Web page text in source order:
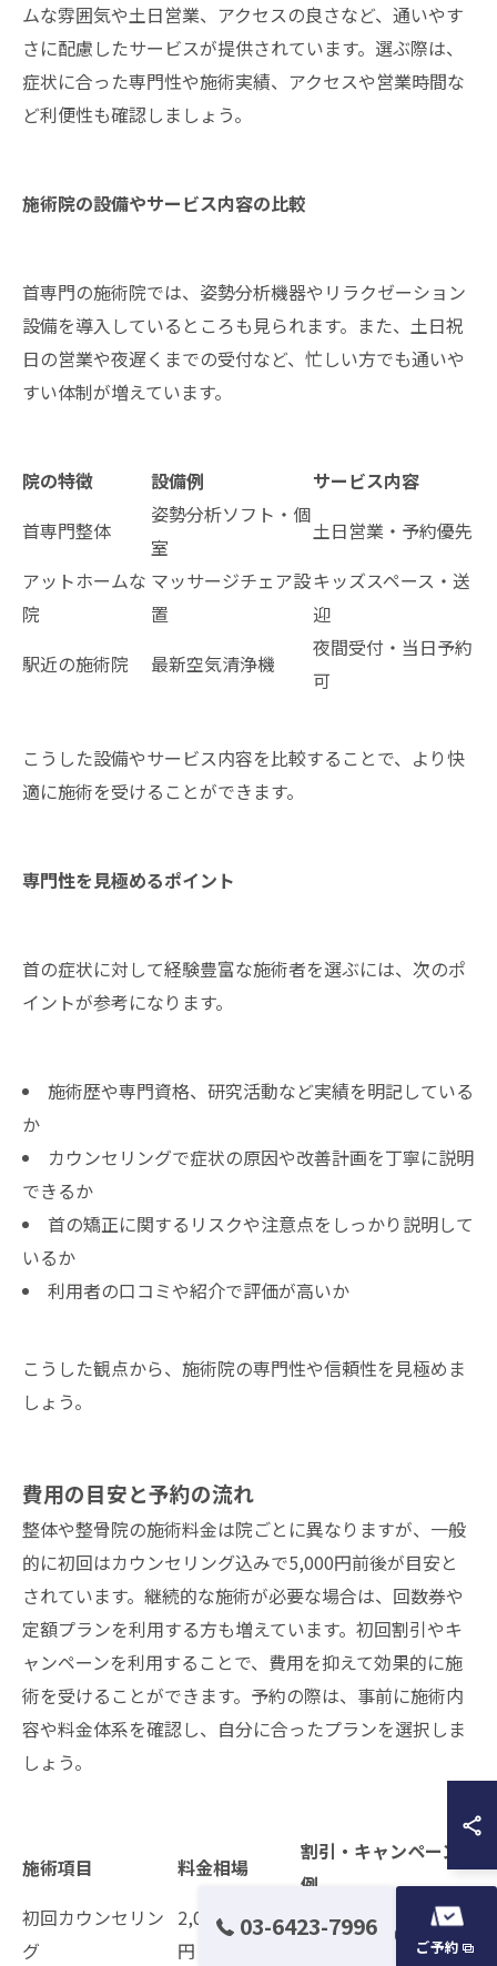
ムな雰囲気や土日営業、アクセスの良さなど、通いやす
さに配慮したサービスが提供されています。選ぶ際は、
症状に合った専門性や施術実績、アクセスや営業時間な
ど利便性も確認しましょう。
施術院の設備やサービス内容の比較
首専門の施術院では、姿勢分析機器やリラクゼーション
設備を導入しているところも見られます。また、土日祝
日の営業や夜遅くまでの受付など、忙しい方でも通いや
すい体制が増えています。
院の特徴 設備例
サービス内容
首専門整体
姿勢分析ソフト・個
室
土日営業・予約優先
アットホームな
院
マッサージチェア設
置
キッズスペース・送
迎
駅近の施術院
最新空気清浄機
夜間受付・当日予約
可
こうした設備やサービス内容を比較することで、より快
適に施術を受けることができます。
専門性を見極めるポイント
首の症状に対して経験豊富な施術者を選ぶには、次のポ
イントが参考になります。
施術歴や専門資格、研究活動など実績を明記している
か
カウンセリングで症状の原因や改善計画を丁寧に説明
できるか
首の矯正に関するリスクや注意点をしっかり説明して
いるか
利用者の口コミや紹介で評価が高いか
こうした観点から、施術院の専門性や信頼性を見極めま
しょう。
費用の目安と予約の流れ
整体や整骨院の施術料金は院ごとに異なりますが、一般
的に初回はカウンセリング込みで5,000円前後が目安と
されています。継続的な施術が必要な場合は、回数券や
定額プランを利用する方も増えています。初回割引やキ
ャンペーンを利用することで、費用を抑えて効果的に施
術を受けることができます。予約の際は、事前に施術内
容や料金体系を確認し、自分に合ったプランを選択しま
しょう。
施術項目 料金相場
割引・キャンペーン
例
初回カウンセリン
グ
2,000〜3,000
円
初回限定1,000円引き
03-6423-7996
ご予約